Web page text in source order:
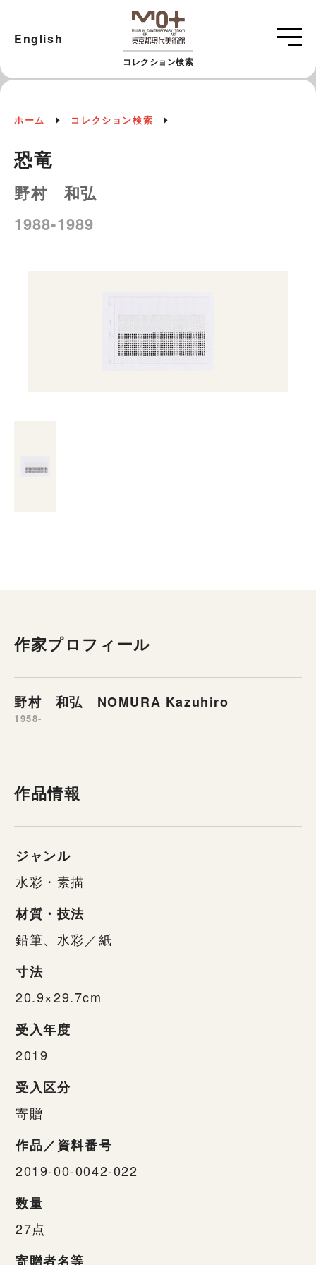
コレクション検索
English
ホーム コレクション検索
恐竜
野村 和弘
1988-1989
作家プロフィール
野村 和弘 NOMURA Kazuhiro
1958-
作品情報
ジャンル
水彩・素描
材質・技法
鉛筆、水彩／紙
寸法
20.9×29.7cm
受入年度
2019
受入区分
寄贈
作品／資料番号
2019-00-0042-022
数量
27点
寄贈者名等